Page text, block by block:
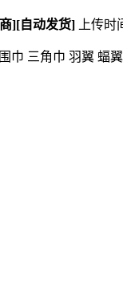
][自动发货] 上传时
巾 三角巾 羽翼 蝠